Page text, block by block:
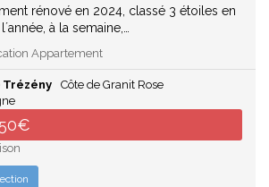
rénové en 2024, classé 3 étoiles en
à la semaine,…
Appartement
Trézény
Côte de Granit Rose